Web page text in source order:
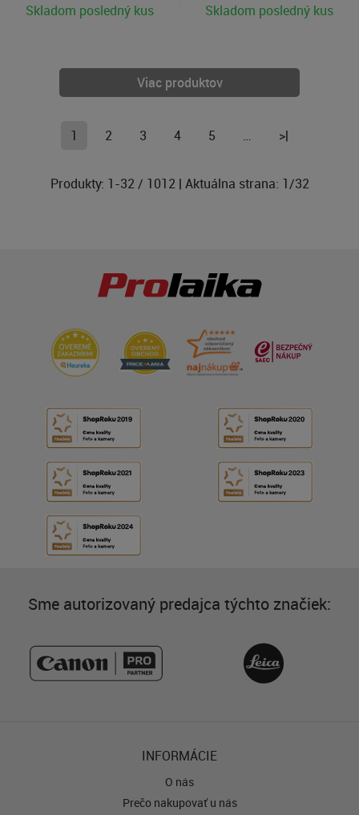
Skladom posledný kus Skladom posledný kus
Viac produktov
1 2 3 4 5 … >|
Produkty: 1-32/ 1012| Aktuálna strana: 1/32
Sme autorizovaný predajca týchto značiek:
INFORMÁCIE
O nás
Prečo nakupovať u nás